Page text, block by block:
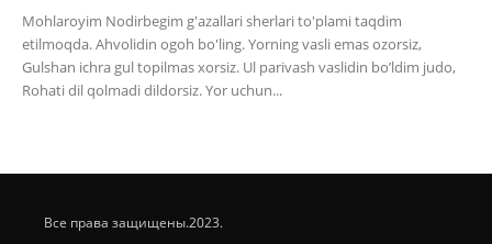
Mohlaroyim Nodirbegim g'azallari sherlari to'plami taqdim
etilmoqda. Ahvolidin ogoh bo'ling. Yorning vasli emas ozorsiz,
Gulshan ichra gul topilmas xorsiz. Ul parivash vaslidin bo’ldim judo,
Rohati dil qolmadi dildorsiz. Yor uchun...
Все права защищены.2023.